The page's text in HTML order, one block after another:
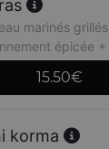
marinés
épicée
15.50€
korma